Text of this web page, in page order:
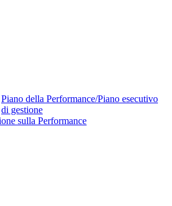
Piano della Performance/Piano esecutivo
di gestione
sulla Performance